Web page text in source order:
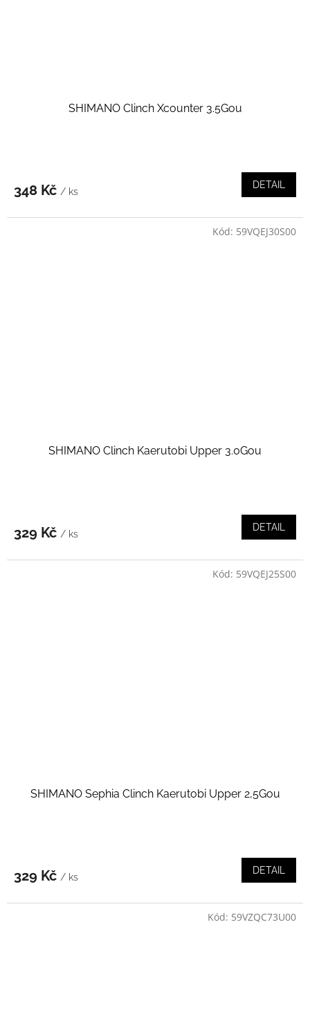
SHIMANO Clinch Xcounter 3.5Gou
348 Kč / ks
DETAIL
SHIMANO Clinch Kaerutobi Upper 3.0Gou
329 Kč / ks
DETAIL
Kód: 59VQEJ30S00
SHIMANO Sephia Clinch Kaerutobi Upper 2,5Gou
329 Kč / ks
DETAIL
Kód: 59VQEJ25S00
Kód: 59VZQC73U00